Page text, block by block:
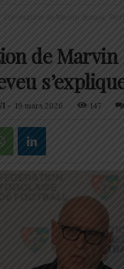
Convocation de Marvin Senaya:
de Marvin
- 19 mars 2026 147